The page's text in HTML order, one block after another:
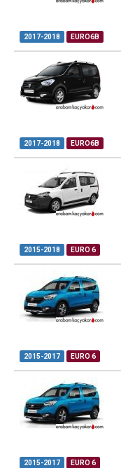
2017-2018 EURO6B
2017-2018 EURO6B
2015-2018 EURO 6
2015-2017 EURO 6
2015-2017 EURO 6